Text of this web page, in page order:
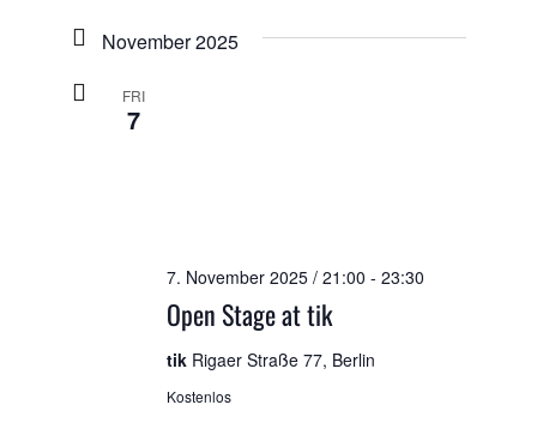
November 2025
FRI
7
Open Stage at tik
7. November 2025 / 21:00 - 23:30
tik Rigaer Straße 77, Berlin
Kostenlos